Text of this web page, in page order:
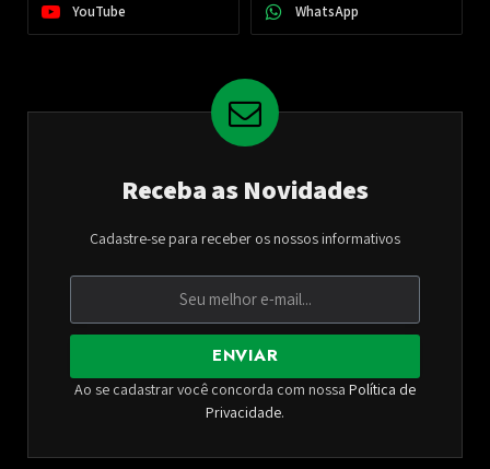
YouTube WhatsApp
Receba as Novidades
Cadastre-se para receber os nossos informativos
ENVIAR
Ao se cadastrar você concorda com nossa Política de
Privacidade.